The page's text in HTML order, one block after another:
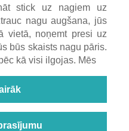
stick uz nagiem uz
nagu augšana, jūs
vietā, noņemt presi uz
būs skaists nagu pāris.
kā visi ilgojas. Mēs